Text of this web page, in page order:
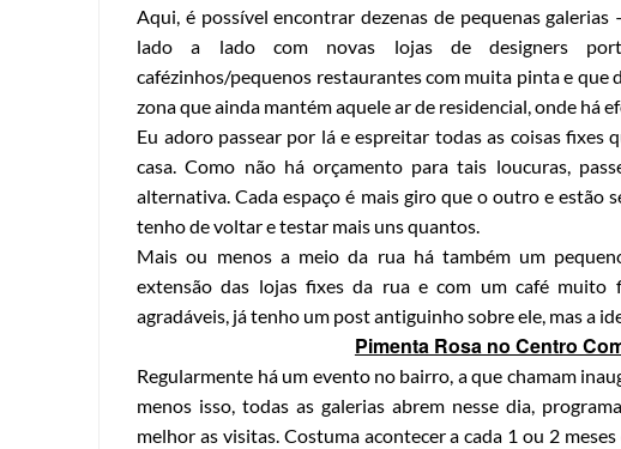
Aqui, é possível encontrar dezenas de pequenas
lado a lado com novas lojas de designers
cafézinhos/pequenos restaurantes com muita pinta e que
zona que ainda mantém aquele ar de residencial, onde há
Eu adoro passear por lá e espreitar todas as coisas
casa. Como não há orçamento para tais loucuras,
alternativa. Cada espaço é mais giro que o outro e estão
tenho de voltar e testar mais uns quantos.
Mais ou menos a meio da rua há também um
extensão das lojas fixes da rua e com um café muito
agradáveis, já tenho um post antiguinho sobre ele, mas a
Pimenta Rosa no Centro
Regularmente há um evento no bairro, a que chamam
menos isso, todas as galerias abrem nesse dia,
melhor as visitas. Costuma acontecer a cada 1 ou 2